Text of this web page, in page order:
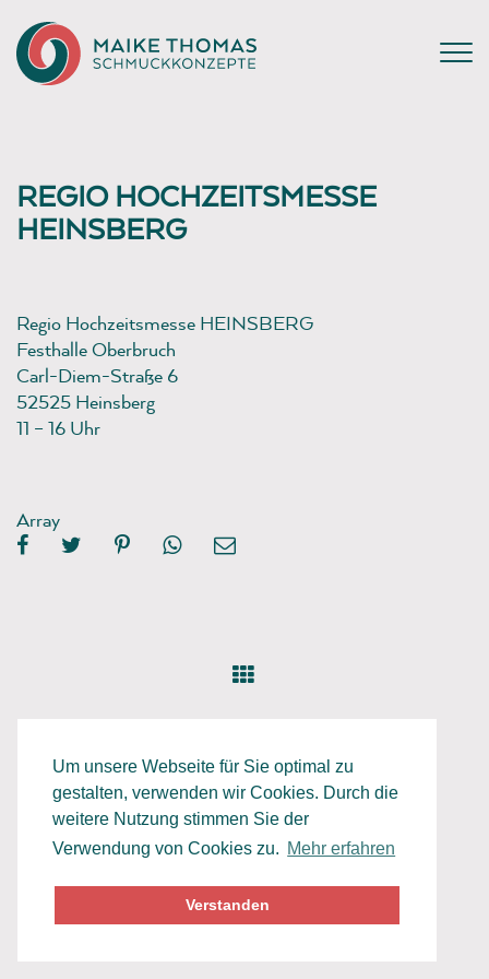
Um unsere Webseite für Sie optimal zu
gestalten, verwenden wir Cookies. Durch die
weitere Nutzung stimmen Sie der
Verwendung von Cookies zu. Mehr erfahren
Verstanden
REGIO HOCHZEITSMESSE
HEINSBERG
Regio Hochzeitsmesse HEINSBERG
Festhalle Oberbruch
Carl-Diem-Straße 6
52525 Heinsberg
11 – 16 Uhr
Array
Datenschutz Impressum